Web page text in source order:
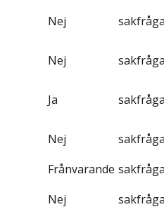
Nej
Nej
Ja
Nej
Frånvarande
Nej